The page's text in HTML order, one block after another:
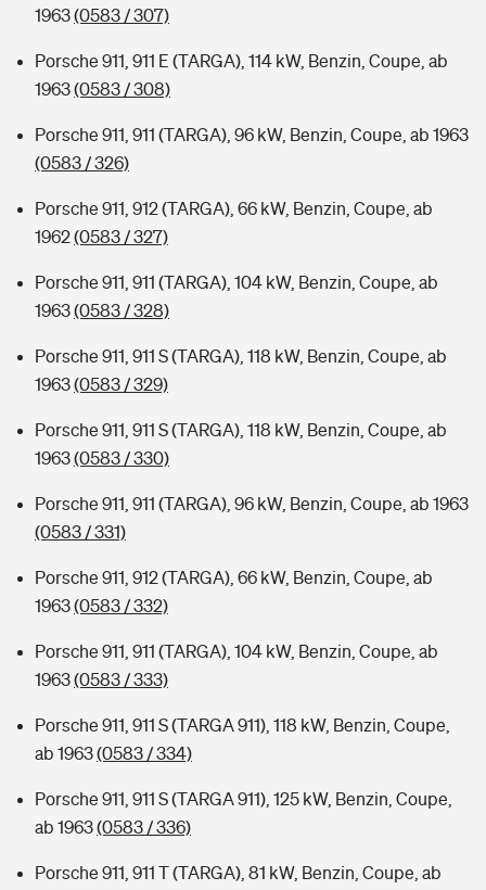
1963(0583 / 307)
Porsche 911, 911 E (TARGA), 114 kW, Benzin, Coupe, ab
1963(0583 / 308)
Porsche 911, 911 (TARGA), 96 kW, Benzin, Coupe, ab 1963
(0583 / 326)
Porsche 911, 912 (TARGA), 66 kW, Benzin, Coupe, ab
1962(0583 / 327)
Porsche 911, 911 (TARGA), 104 kW, Benzin, Coupe, ab
1963(0583 / 328)
Porsche 911, 911 S (TARGA), 118 kW, Benzin, Coupe, ab
1963(0583 / 329)
Porsche 911, 911 S (TARGA), 118 kW, Benzin, Coupe, ab
1963(0583 / 330)
Porsche 911, 911 (TARGA), 96 kW, Benzin, Coupe, ab 1963
(0583 / 331)
Porsche 911, 912 (TARGA), 66 kW, Benzin, Coupe, ab
1963(0583 / 332)
Porsche 911, 911 (TARGA), 104 kW, Benzin, Coupe, ab
1963(0583 / 333)
Porsche 911, 911 S (TARGA 911), 118 kW, Benzin, Coupe,
ab 1963(0583 / 334)
Porsche 911, 911 S (TARGA 911), 125 kW, Benzin, Coupe,
ab 1963(0583 / 336)
Porsche 911, 911 T (TARGA), 81 kW, Benzin, Coupe, ab